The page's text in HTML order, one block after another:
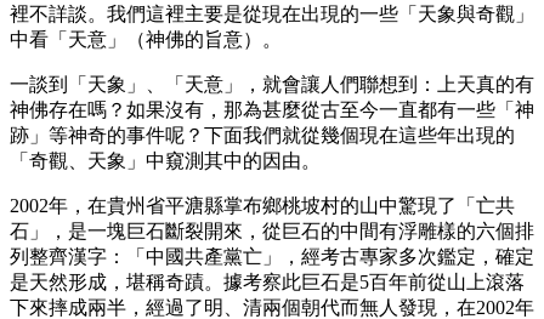
裡不詳談。我們這裡主要是從現在出現的一些「天象與奇觀」
中看「天意」（神佛的旨意）。
一談到「天象」、「天意」，就會讓人們聯想到：上天真的有
神佛存在嗎？如果沒有，那為甚麼從古至今一直都有一些「神
跡」等神奇的事件呢？下面我們就從幾個現在這些年出現的
「奇觀、天象」中窺測其中的因由。
2002年，在貴州省平溏縣掌布鄉桃坡村的山中驚現了「亡共
石」，是一塊巨石斷裂開來，從巨石的中間有浮雕樣的六個排
列整齊漢字：「中國共產黨亡」，經考古專家多次鑑定，確定
是天然形成，堪稱奇蹟。據考察此巨石是5百年前從山上滾落
下來摔成兩半，經過了明、清兩個朝代而無人發現，在2002年